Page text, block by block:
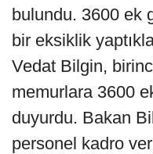
bulundu. 3600 ek
bir eksiklik
Vedat Bilgin,
memurlara 3600
duyurdu. Bakan
personel kadro